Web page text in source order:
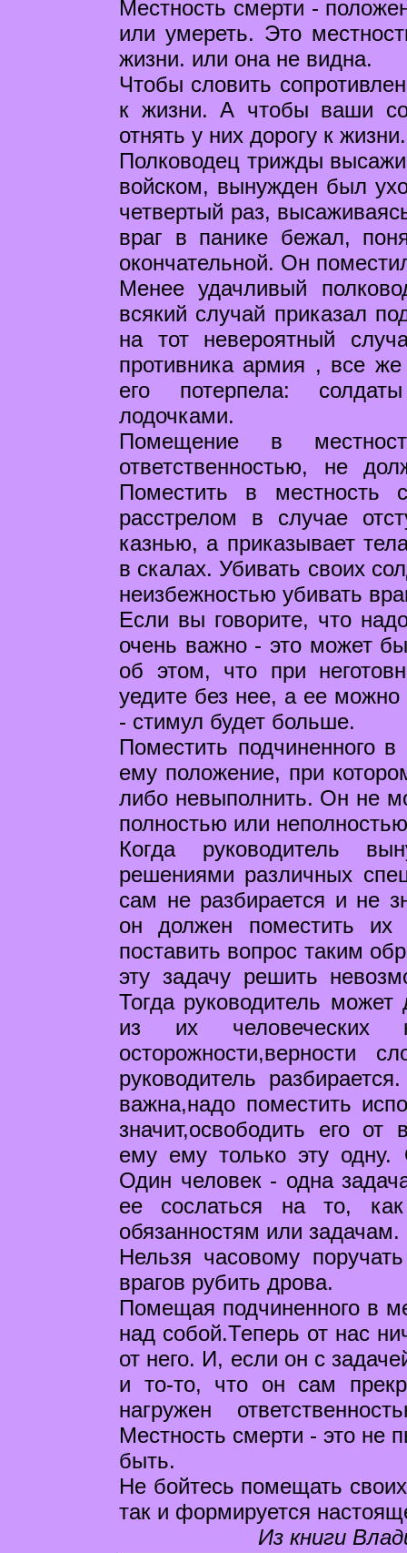
Местность смерти -
или умереть. Это
жизни. или она не видна.
Чтобы словить
к жизни. А чтобы ваши
отнять у них дорогу к
Полководец трижды
войском, вынужден был
четвертый раз,
враг в панике бежал,
окончательной. Он
Менее удачливый
всякий случай приказал
на тот невероятный
противника армия , все
его потерпела: солдаты
лодочками.
Помещение в
ответственностью, не
Поместить в местность
расстрелом в случае
казнью, а приказывает
в скалах. Убивать своих
неизбежностью убивать
Если вы говорите, что
очень важно - это может
об этом, что при
уедите без нее, а ее
- стимул будет больше.
Поместить подчиненного
ему положение, при
либо невыполнить. Он не
полностью или
Когда руководитель
решениями различных
сам не разбирается и не
он должен поместить их
поставить вопрос таким
эту задачу решить
Тогда руководитель
из их человеческих
осторожности,верности
руководитель
важна,надо поместить
значит,освободить его от
ему ему только эту одну.
Один человек - одна
ее сослаться на то,
обязанностям или задачам.
Нельзя часовому
врагов рубить дрова.
Помещая подчиненного в
над собой.Теперь от нас
от него. И, если он с
и то-то, что он сам
нагружен
Местность смерти - это
быть.
Не бойтесь помещать
так и формируется
Из книги